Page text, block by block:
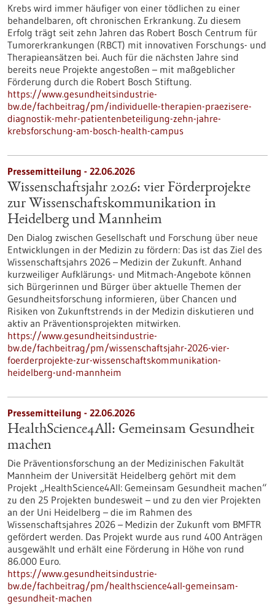
Krebs wird immer häufiger von einer tödlichen zu einer
behandelbaren, oft chronischen Erkrankung. Zu diesem
Erfolg trägt seit zehn Jahren das Robert Bosch Centrum für
Tumorerkrankungen (RBCT) mit innovativen Forschungs- und
Therapieansätzen bei. Auch für die nächsten Jahre sind
bereits neue Projekte angestoßen – mit maßgeblicher
Förderung durch die Robert Bosch Stiftung.
https://www.gesundheitsindustrie-
bw.de/fachbeitrag/pm/individuelle-therapien-praezisere-
diagnostik-mehr-patientenbeteiligung-zehn-jahre-
krebsforschung-am-bosch-health-campus
Pressemitteilung - 22.06.2026
Wissenschaftsjahr 2026: vier Förderprojekte
zur Wissenschaftskommunikation in
Heidelberg und Mannheim
Den Dialog zwischen Gesellschaft und Forschung über neue
Entwicklungen in der Medizin zu fördern: Das ist das Ziel des
Wissenschaftsjahrs 2026 – Medizin der Zukunft. Anhand
kurzweiliger Aufklärungs- und Mitmach-Angebote können
sich Bürgerinnen und Bürger über aktuelle Themen der
Gesundheitsforschung informieren, über Chancen und
Risiken von Zukunftstrends in der Medizin diskutieren und
aktiv an Präventionsprojekten mitwirken.
https://www.gesundheitsindustrie-
bw.de/fachbeitrag/pm/wissenschaftsjahr-2026-vier-
foerderprojekte-zur-wissenschaftskommunikation-
heidelberg-und-mannheim
Pressemitteilung - 22.06.2026
HealthScience4All: Gemeinsam Gesundheit
machen
Die Präventionsforschung an der Medizinischen Fakultät
Mannheim der Universität Heidelberg gehört mit dem
Projekt „HealthScience4All: Gemeinsam Gesundheit machen“
zu den 25 Projekten bundesweit – und zu den vier Projekten
an der Uni Heidelberg – die im Rahmen des
Wissenschaftsjahres 2026 – Medizin der Zukunft vom BMFTR
gefördert werden. Das Projekt wurde aus rund 400 Anträgen
ausgewählt und erhält eine Förderung in Höhe von rund
86.000 Euro.
https://www.gesundheitsindustrie-
bw.de/fachbeitrag/pm/healthscience4all-gemeinsam-
gesundheit-machen